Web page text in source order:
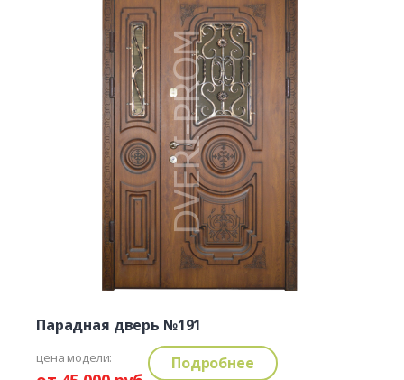
Парадная дверь №191
цена модели: Подробнее